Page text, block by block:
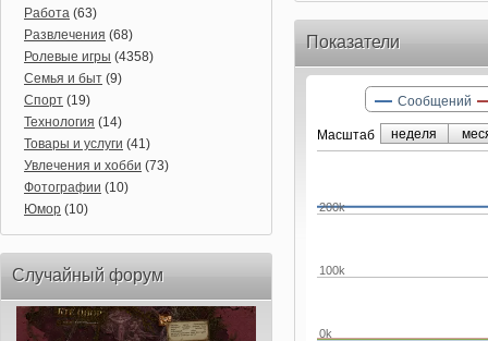
Работа (63)
Развлечения (68)
Ролевые игры (4358)
Семья и быт (9)
Спорт (19)
Технология (14)
Товары и услуги (41)
Увлечения и хобби (73)
Фотографии (10)
Юмор (10)
Случайный форум
Показатели
Маcштаб
0k
100k
200k
Сообщений
неделя